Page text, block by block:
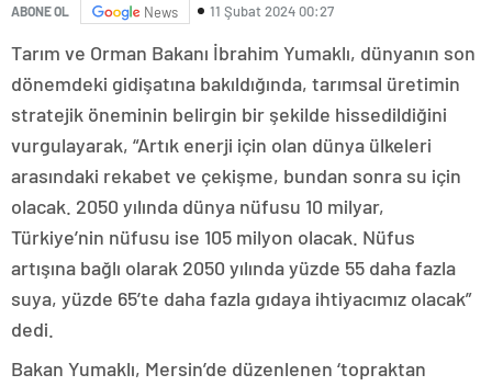
ABONE OL News 11 Şubat 2024 00:27
Tarım ve Orman Bakanı İbrahim Yumaklı, dünyanın son
dönemdeki gidişatına bakıldığında, tarımsal üretimin
stratejik öneminin belirgin bir şekilde hissedildiğini
vurgulayarak, “Artık enerji için olan dünya ülkeleri
arasındaki rekabet ve çekişme, bundan sonra su için
olacak. 2050 yılında dünya nüfusu 10 milyar,
Türkiye’nin nüfusu ise 105 milyon olacak. Nüfus
artışına bağlı olarak 2050 yılında yüzde 55 daha fazla
suya, yüzde 65’te daha fazla gıdaya ihtiyacımız olacak”
dedi.
Bakan Yumaklı, Mersin’de düzenlenen ‘topraktan